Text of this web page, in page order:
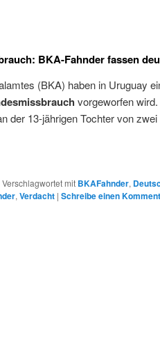
BKA-Fahnder fassen
(BKA) haben in Uruguay
vorgeworfen
der 13-jährigen Tochter von
Verschlagwortet mit BKAFahnder,
, Verdacht | Schreibe einen